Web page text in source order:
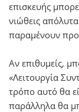
επισκευής
νιώθεις
παραμένουν
Αν επιθυμείς,
«Λειτουργία
τρόπο αυτό θα
παράλληλα θα